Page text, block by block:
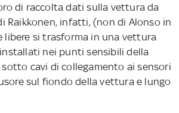
di raccolta dati sulla vettura da
Raikkonen, infatti, (non di Alonso in
libere si trasforma in una vettura
nei punti sensibili della
cavi di collegamento ai sensori
sul fiondo della vettura e lungo